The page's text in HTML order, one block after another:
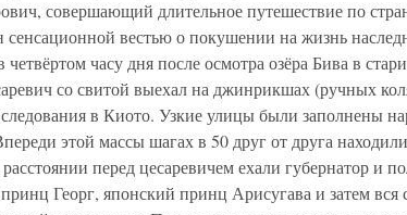
совершающий длительное путешествие по
вестью о покушении на жизнь
четвёртом часу дня после осмотра озёра Бива в
со свитой выехал на джинрикшах (ручных
в Киото. Узкие улицы были заполнены
этой массы шагах в 50 друг от друга
перед цесаревичем ехали губернатор и
Георг, японский принц Арисугава и затем вся